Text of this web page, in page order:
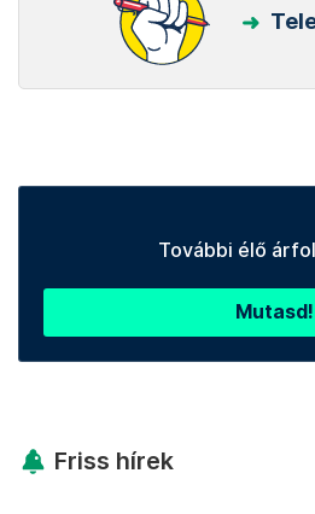
További élő
Mutasd!
Friss hírek